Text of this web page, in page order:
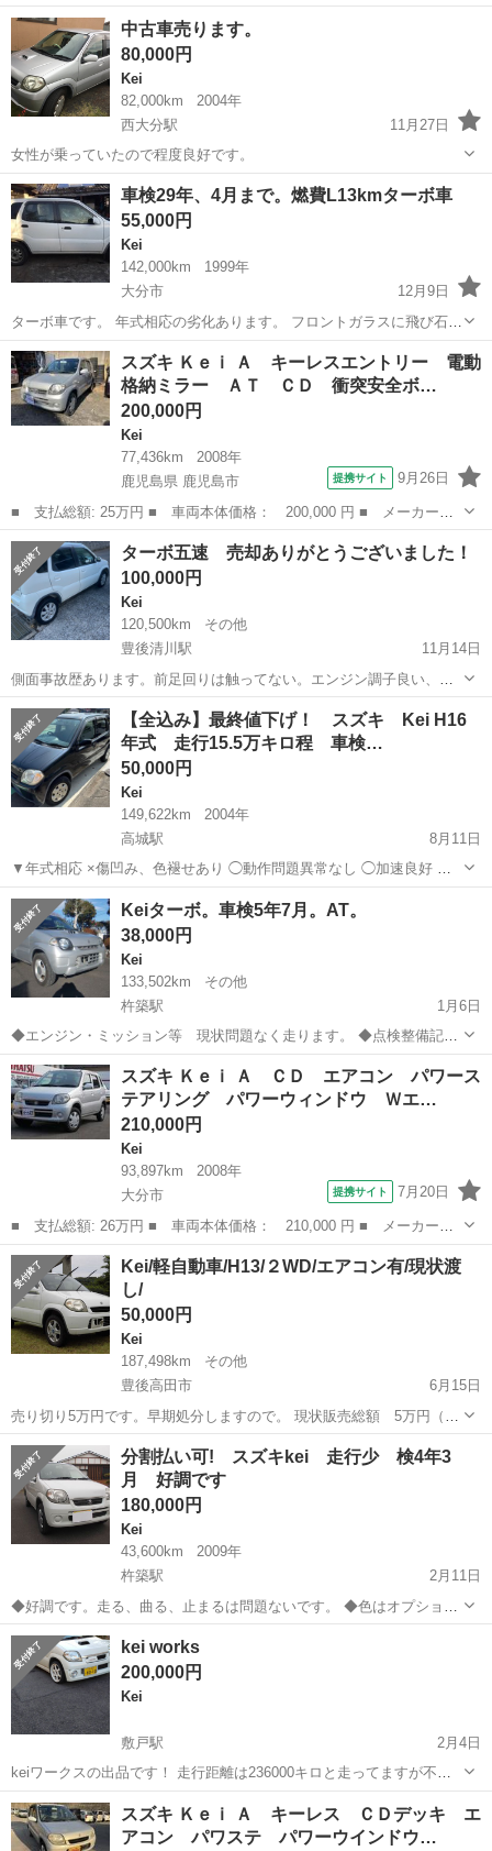
名： スズキ ■ 車種名： Ｋｅｉ ■ グレード名： Ｘタイプ ５
速ＭＴ ターボ ＡＢＳ ＣＤ ＡＵＸ端子有 社外１５インチアル
ミ エアコン...
大分 日田市 Kei
中古車売ります。
80,000円
Kei
82,000km
2004年
西大分駅
11月27日
女性が乗っていたので程度良好です。
大分 大分市 西大分駅 Kei
車検29年、4月まで。燃費L13kmターボ車
55,000円
Kei
142,000km
1999年
大分市
12月9日
ターボ車です。 年式相応の劣化あります。 フロントガラスに飛び石あ
ります、注分はしていません。けど車検は通りました。他は特に、不
具合ありません。 試乗してみてください。 車検、平成29年4月5日ま
で。 自分の住民票...
大分 大分市 Kei
スズキ Ｋｅｉ Ａ キーレスエントリー 電動
格納ミラー ＡＴ ＣＤ 衝突安全ボ…
200,000円
Kei
77,436km
2008年
鹿児島県 鹿児島市
提携サイト 9月26日
■ 支払総額: 25万円 ■ 車両本体価格： 200,000 円 ■ メーカー
名： スズキ ■ 車種名： Ｋｅｉ ■ グレード名： Ａ キーレス
エントリー 電動格納ミラー ＡＴ ＣＤ 衝突安全ボディ エアコ
ン パワーステア...
鹿児島 鹿児島市 Kei
ターボ五速 売却ありがとうございました！
100,000円
Kei
120,500km
その他
豊後清川駅
11月14日
側面事故歴あります。前足回りは触ってない。エンジン調子良い、ミ
ッションも異音無し オイル食い感じません。ワコーズフォアビークル
添加数回あり、オイル管理は良いと思います。ＲＸプラグ交換後2万キ
ロぐらい クーラーガスは1年に...
大分 豊後大野市 豊後清川駅 Kei ミッション
【全込み】最終値下げ！ スズキ Kei H16
年式 走行15.5万キロ程 車検…
50,000円
Kei
149,622km
2004年
高城駅
8月11日
▼年式相応 ×傷凹み、色褪せあり ◯動作問題異常なし ◯加速良好 ◇
オイル交換定期的に行なってます 交換時期になりました 交換してあげ
てください。 ×タイヤは4本交換した方が良いです ※今右前がパンク
の為スペアタイヤです...
大分 大分市 高城駅 Kei 税金
Keiターボ。車検5年7月。AT。
38,000円
Kei
133,502km
その他
杵築駅
1月6日
◆エンジン・ミッション等 現状問題なく走ります。 ◆点検整備記録
簿有ります。 ◆クリア剝がれ、色褪せ、キズ等があります。 ◆現車確
認歓迎です。 ※ご自分で名義変更出来る方希望ですが、 県内の方は
代行も可能です。 ...
大分 国東市 杵築駅
スズキ Ｋｅｉ Ａ ＣＤ エアコン パワース
テアリング パワーウィンドウ Ｗエ…
210,000円
Kei
93,897km
2008年
大分市
提携サイト 7月20日
■ 支払総額: 26万円 ■ 車両本体価格： 210,000 円 ■ メーカー
名： スズキ ■ 車種名： Ｋｅｉ ■ グレード名： Ａ ＣＤ エ
アコン パワーステアリング パワーウィンドウ Ｗエアバッグ 電
動格納ミラー プ...
大分 大分市 Kei
Kei/軽自動車/H13/２WD/エアコン有/現状渡
し/
50,000円
Kei
187,498km
その他
豊後高田市
6月15日
売り切り5万円です。早期処分しますので。 現状販売総額 5万円（税
込） 2001年式（平成13年式） スズキ Kei HN21S 走行距離
187000Km Kei AT / エアコン有...
大分 豊後高田市 Kei 車両
分割払い可! スズキkei 走行少 検4年3
月 好調です
180,000円
Kei
43,600km
2009年
杵築駅
2月11日
◆好調です。走る、曲る、止まるは問題ないです。 ◆色はオプション
のパールホワイトです。 ◆パワステ・パワーウインドウ・エアコン・
４ＡＴ・キーレス・ＣＤ・ カーナビ・電格ミラー・Ｗエアバッグ。
◆多少のキズ・サビ・タ...
大分 国東市
kei works
200,000円
Kei
敷戸駅
2月4日
keiワークスの出品です！ 走行距離は236000キロと走ってますが不具
合なく元気よいです！ 車検は７月まであります！ 5MTです！ スズキ
スポーツパーツもかなり付いています！ 車高調スズキスポーツ パワー
バースズキスポーツ...
大分 大分市 敷戸駅 走行距離
スズキ Ｋｅｉ Ａ キーレス ＣＤデッキ エ
アコン パワステ パワーウインドウ…